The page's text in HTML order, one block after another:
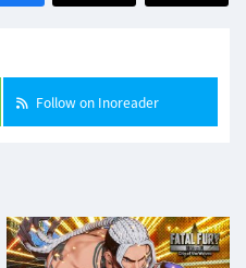
Follow on Inoreader